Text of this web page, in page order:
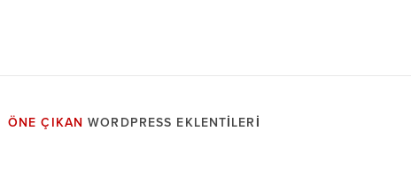
ÖNE ÇIKAN WORDPRESS EKLENTILERI